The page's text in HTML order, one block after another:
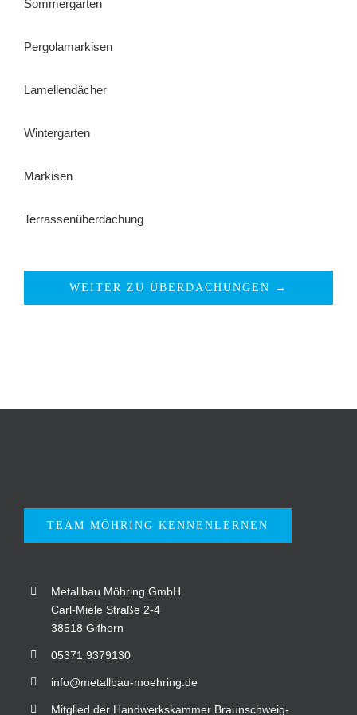
Sommergarten
Pergolamarkisen
Lamellendächer
Wintergarten
Markisen
Terrassenüberdachung
WEITER ZU ÜBERDACHUNGEN →
TEAM MÖHRING KENNENLERNEN
Metallbau Möhring GmbH
Carl-Miele Straße 2-4
38518 Gifhorn
05371 9379130
info@metallbau-moehring.de
Mitglied der Handwerkskammer Braunschweig-